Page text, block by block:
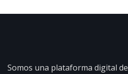
Somos una plataforma digital